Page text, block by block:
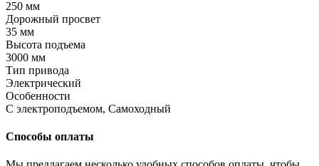
250 мм
Дорожный просвет
35 мм
Высота подъема
3000 мм
Тип привода
Электрический
Особенности
С электроподъемом, Самоходный
Способы оплаты